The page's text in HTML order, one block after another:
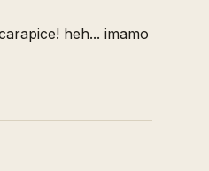
heh... imamo